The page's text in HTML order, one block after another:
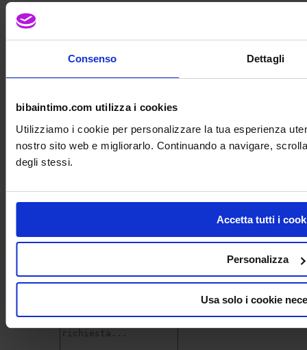
Consenso Dettagli
bibaintimo.com utilizza i cookies
Utilizziamo i cookie per personalizzare la tua esperienza
nostro sito web e migliorarlo. Continuando a navigare,
degli stessi.
Accetta tutti i
Personalizza
Usa solo i cookie
Policy
Cambiare la taglia di un acquisto o rendere un
prodotto
Spedizioni e Pagamenti
Cambiare la taglia di un acquisto o rendere un
Registrati
Spedizioni e Pagamenti
Copyright 2005 -2025 - Vendita online di
accessori. Biba Intimo Milano - IPOPIS srl
Compila il form per richiedere informazioni su questo
Nome